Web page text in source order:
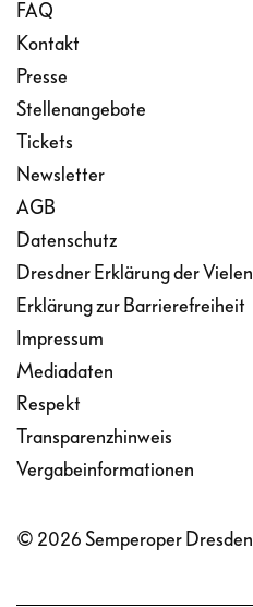
FAQ
Kontakt
Presse
Stellenangebote
Tickets
Newsletter
AGB
Datenschutz
Dresdner Erklärung der Vielen
Erklärung zur Barrierefreiheit
Impressum
Mediadaten
Respekt
Transparenzhinweis
Vergabeinformationen
© 2026 Semperoper Dresden